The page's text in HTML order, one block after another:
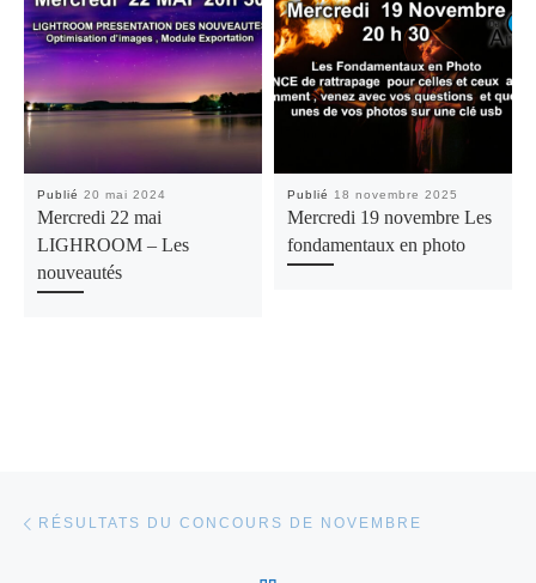
Publié20 mai 2024
Mercredi 22 mai
LIGHROOM – Les
nouveautés
Publié 18 novembre 2025
Mercredi 19 novembre Les
fondamentaux en photo
RÉSULTATS DU CONCOURS DE NOVEMBRE